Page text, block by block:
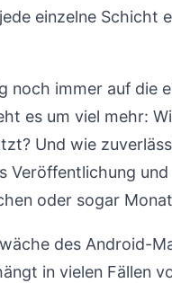
einzelne Schicht
immer auf die
es um viel mehr:
Und wie
Veröffentlichung
oder sogar
des Android-
in vielen Fällen